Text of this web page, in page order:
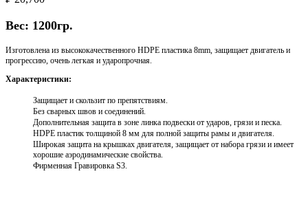
Вес: 1200гр.
Изготовлена из высококачественного HDPE пластика 8mm, защищает двигатель и
прогрессию, очень легкая и ударопрочная.
Характеристики:
Защищает и скользит по препятствиям.
Без сварных швов и соединений.
Дополнительная защита в зоне линка подвески от ударов, грязи и песка.
HDPE пластик толщиной 8 мм для полной защиты рамы и двигателя.
Широкая защита на крышках двигателя, защищает от набора грязи и имеет
хорошие аэродинамические свойства.
Фирменная Гравировка S3.